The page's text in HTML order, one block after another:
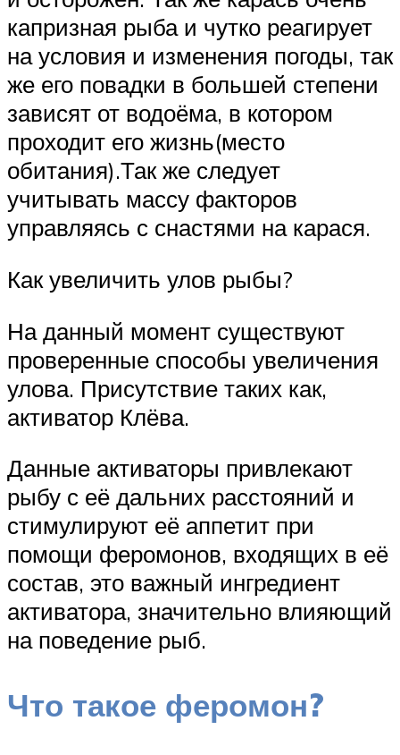
капризная рыба и чутко реагирует
на условия и изменения погоды, так
же его повадки в большей степени
зависят от водоёма, в котором
проходит его жизнь(место
обитания).Так же следует
учитывать массу факторов
управляясь с снастями на карася.
Как увеличить улов рыбы?
На данный момент существуют
проверенные способы увеличения
улова. Присутствие таких как,
активатор Клёва.
Данные активаторы привлекают
рыбу с её дальних расстояний и
стимулируют её аппетит при
помощи феромонов, входящих в её
состав, это важный ингредиент
активатора, значительно влияющий
на поведение рыб.
Что такое феромон?